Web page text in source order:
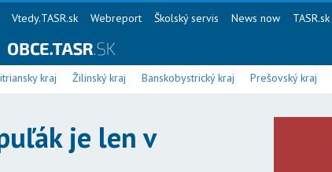
Vtedy.TASR.sk Webreport Školský servis News now TASR.sk
kraj Žilinský kraj Banskobystrický kraj Prešovský kraj
je len v